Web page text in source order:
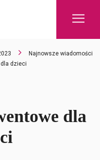
Najnowsze wiadomości
dzieci
dla